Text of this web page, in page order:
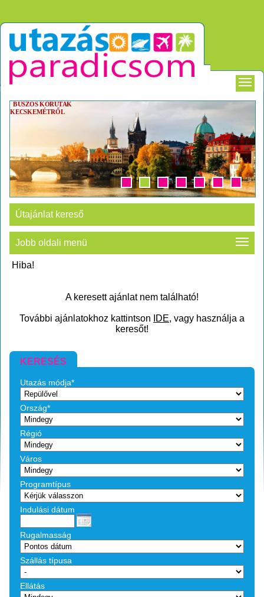
BUSZOS KÖRUTAK
KECSKEMÉTRŐL
Útajánlat kereső
Jobb oldali menü
Hiba!
A keresett ajánlat nem található!
További ajánlatokhoz kattintson IDE, vagy használja a
keresőt!
KERESÉS
Utazás módja*
Ország*
Régió
Város
Programtípus
Indulási dátum
Rugalmasság
Szállás típusa
Ellátás